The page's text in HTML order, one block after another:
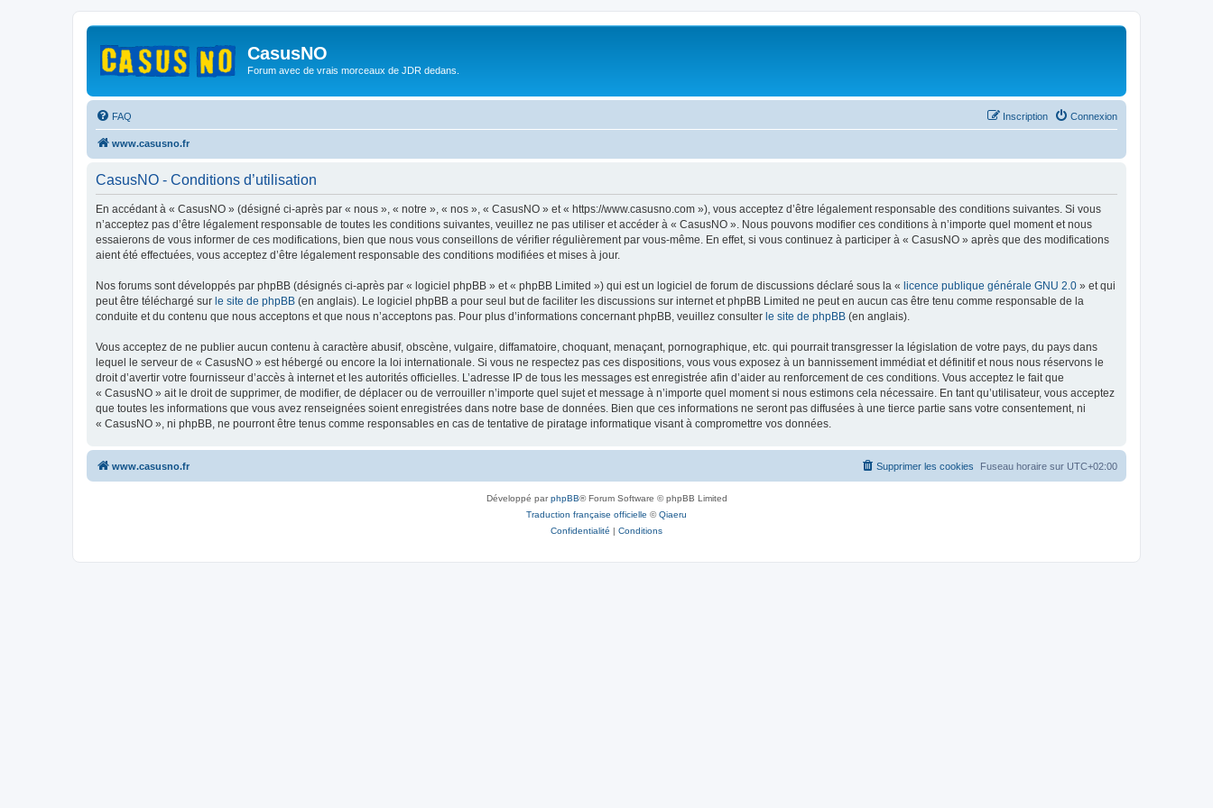
CasusNO
Forum avec de vrais morceaux de JDR dedans.
FAQ Connexion
Inscription
www.casusno.fr
CasusNO - Conditions d’utilisation
En accédant à « CasusNO » (désigné ci-après par « nous », « notre », « nos », « CasusNO » et « https://www.casusno.com »), vous acceptez d’être légalement responsable des conditions suivantes. Si vous
n’acceptez pas d’être légalement responsable de toutes les conditions suivantes, veuillez ne pas utiliser et accéder à « CasusNO ». Nous pouvons modifier ces conditions à n’importe quel moment et nous
essaierons de vous informer de ces modifications, bien que nous vous conseillons de vérifier régulièrement par vous-même. En effet, si vous continuez à participer à « CasusNO » après que des modifications
aient été effectuées, vous acceptez d’être légalement responsable des conditions modifiées et mises à jour.
Nos forums sont développés par phpBB (désignés ci-après par « logiciel phpBB » et « phpBB Limited ») qui est un logiciel de forum de discussions déclaré sous la « licence publique générale GNU 2.0 » et qui
peut être téléchargé sur le site de phpBB (en anglais). Le logiciel phpBB a pour seul but de faciliter les discussions sur internet et phpBB Limited ne peut en aucun cas être tenu comme responsable de la
conduite et du contenu que nous acceptons et que nous n’acceptons pas. Pour plus d’informations concernant phpBB, veuillez consulter le site de phpBB (en anglais).
Vous acceptez de ne publier aucun contenu à caractère abusif, obscène, vulgaire, diffamatoire, choquant, menaçant, pornographique, etc. qui pourrait transgresser la législation de votre pays, du pays dans
lequel le serveur de « CasusNO » est hébergé ou encore la loi internationale. Si vous ne respectez pas ces dispositions, vous vous exposez à un bannissement immédiat et définitif et nous nous réservons le
droit d’avertir votre fournisseur d’accès à internet et les autorités officielles. L’adresse IP de tous les messages est enregistrée afin d’aider au renforcement de ces conditions. Vous acceptez le fait que
« CasusNO » ait le droit de supprimer, de modifier, de déplacer ou de verrouiller n’importe quel sujet et message à n’importe quel moment si nous estimons cela nécessaire. En tant qu’utilisateur, vous acceptez
que toutes les informations que vous avez renseignées soient enregistrées dans notre base de données. Bien que ces informations ne seront pas diffusées à une tierce partie sans votre consentement, ni
« CasusNO », ni phpBB, ne pourront être tenus comme responsables en cas de tentative de piratage informatique visant à compromettre vos données.
www.casusno.fr Fuseau horaire sur UTC+02:00
Supprimer les cookies
Développé parphpBB® Forum Software © phpBB Limited
Traduction française officielle ©Qiaeru
Confidentialité | Conditions